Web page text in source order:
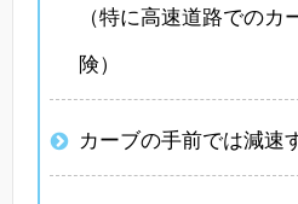
（特に高速道路での
険）
カーブの手前では減速